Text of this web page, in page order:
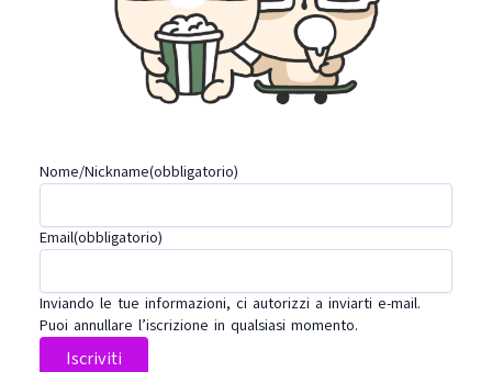
Nome/Nickname(obbligatorio)
Email(obbligatorio)
Inviando le tue informazioni, ci autorizzi a inviarti e-mail.
Puoi annullare l’iscrizione in qualsiasi momento.
Iscriviti